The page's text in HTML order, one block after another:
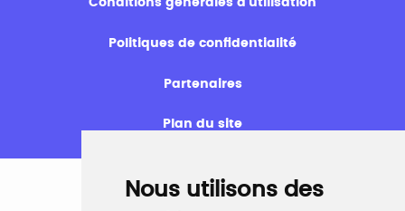
Nous utilisons des
Conditions générales d’utilisation
Politiques de confidentialité
Partenaires
Plan du site